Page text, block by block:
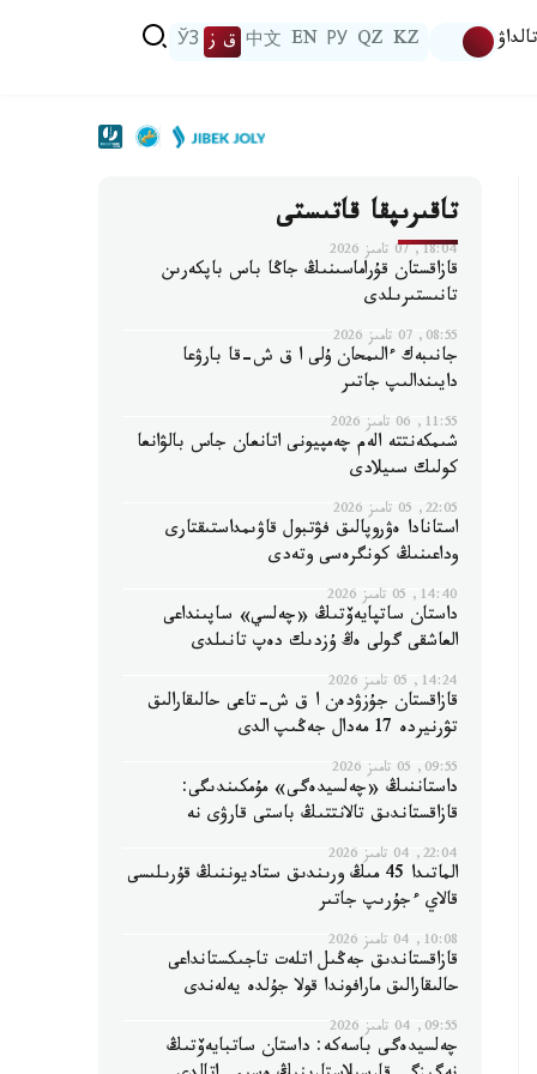
تالداۋ KZ
QZ
РУ
EN
中文 ق ز ЎЗ
تاقىرىپقا قاتىستى
18:04, 07 تامىز 2026
قازاقستان قۇراماسىنىڭ جاڭا باس باپكەرىن
تانىستىرىلدى
08:55, 07 تامىز 2026
جانىبەك ءالىمحان ۇلى ا ق ش-قا بارۋعا
دايىندالىپ جاتىر
11:55, 06 تامىز 2026
شىمكەنتتە الەم چەمپيونى اتانعان جاس بالۋانعا
كولىك سىيلادى
22:05, 05 تامىز 2026
استانادا ەۋروپالىق فۋتبول قاۋىمداستىقتارى
وداعىنىڭ كونگرەسى وتەدى
14:40, 05 تامىز 2026
داستان ساتپايەۆتىڭ «چەلسي» ساپىنداعى
العاشقى گولى ەڭ ۇزدىك دەپ تانىلدى
14:24, 05 تامىز 2026
قازاقستان جۇزۋدەن ا ق ش-تاعى حالىقارالىق
تۋرنيردە 17 مەدال جەڭىپ الدى
09:55, 05 تامىز 2026
داستاننىڭ «چەلسيدەگى» مۇمكىندىگى:
قازاقستاندىق تالانتتىڭ باستى قارۋى نە
22:04, 04 تامىز 2026
الماتىدا 45 مىڭ ورىندىق ستاديوننىڭ قۇرىلىسى
قالاي ءجۇرىپ جاتىر
10:08, 04 تامىز 2026
قازاقستاندىق جەڭىل اتلەت تاجىكستانداعى
حالىقارالىق مارافوندا قولا جۇلدە يەلەندى
09:55, 04 تامىز 2026
چەلسيدەگى باسەكە: داستان ساتبايەۆتىڭ